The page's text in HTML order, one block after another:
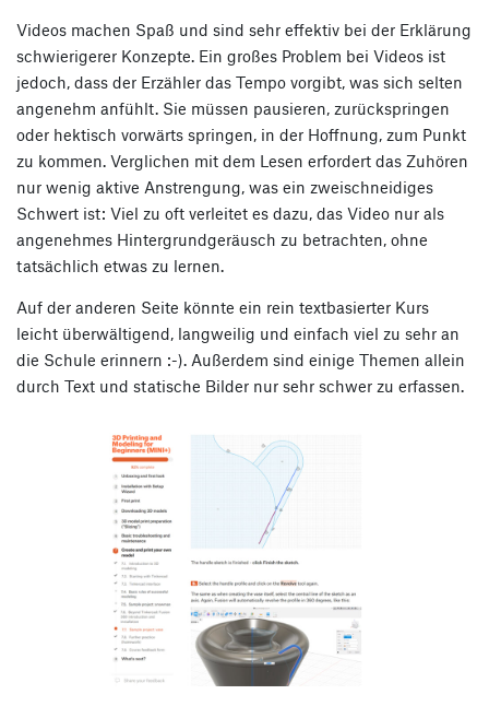
Videos machen Spaß und sind sehr effektiv bei der Erklärung
schwierigerer Konzepte. Ein großes Problem bei Videos ist
jedoch, dass der Erzähler das Tempo vorgibt, was sich selten
angenehm anfühlt. Sie müssen pausieren, zurückspringen
oder hektisch vorwärts springen, in der Hoffnung, zum Punkt
zu kommen. Verglichen mit dem Lesen erfordert das Zuhören
nur wenig aktive Anstrengung, was ein zweischneidiges
Schwert ist: Viel zu oft verleitet es dazu, das Video nur als
angenehmes Hintergrundgeräusch zu betrachten, ohne
tatsächlich etwas zu lernen.
Auf der anderen Seite könnte ein rein textbasierter Kurs
leicht überwältigend, langweilig und einfach viel zu sehr an
die Schule erinnern :-). Außerdem sind einige Themen allein
durch Text und statische Bilder nur sehr schwer zu erfassen.